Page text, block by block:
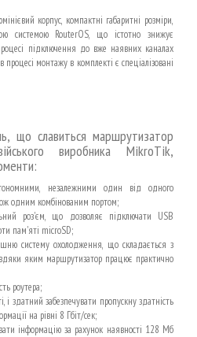
корпус, компактні габаритні розміри,
системою RouterOS, що істотно знижує
підключення до вже наявних каналах
монтажу в комплекті є спеціалізовані
що славиться маршрутизатор
виробника MikroTik,
незалежними один від одного
одним комбінованим портом;
роз'єм, що дозволяє підключати USB
пам'яті microSD;
систему охолодження, що складається з
яким маршрутизатор працює практично
роутера;
здатний забезпечувати пропускну здатність
на рівні 8 Гбіт/сек;
інформацію за рахунок наявності 128 Мб